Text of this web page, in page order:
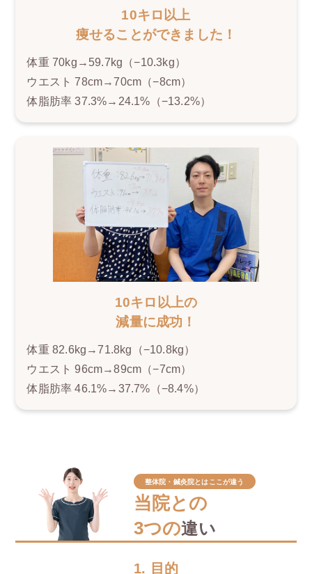
10キロ以上
痩せることができました！
体重 70kg→59.7kg（−10.3kg）
ウエスト 78cm→70cm（−8cm）
体脂肪率 37.3%→24.1%（−13.2%）
10キロ以上の
減量に成功！
体重 82.6kg→71.8kg（−10.8kg）
ウエスト 96cm→89cm（−7cm）
体脂肪率 46.1%→37.7%（−8.4%）
整体院・鍼灸院とはここが違う
当院との
3つの違い
1. 目的